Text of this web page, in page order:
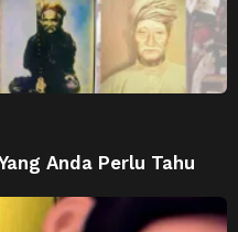
Anda Perlu Tahu